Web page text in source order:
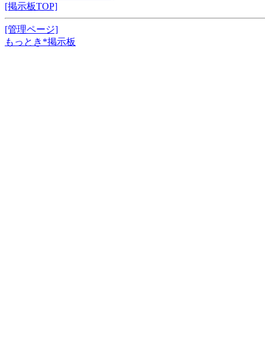
[掲示板TOP]
[管理ページ]
もっとき*掲示板